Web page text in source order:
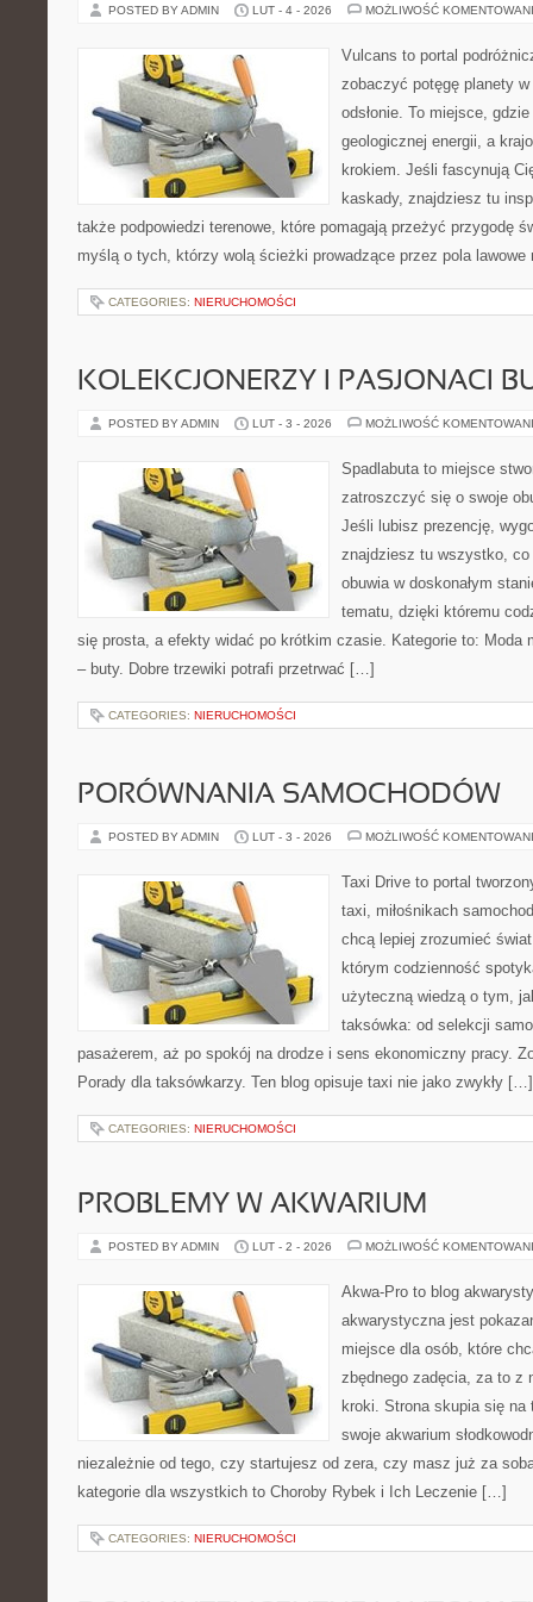
POSTED BY ADMIN LUT - 4 - 2026 MOŻLIWOŚĆ
Vulcans to portal
zobaczyć potęgę planety
odsłonie. To miejsce,
geologicznej energii, a
krokiem. Jeśli fascynują
kaskady, znajdziesz tu
także podpowiedzi terenowe, które pomagają przeżyć przygodę
myślą o tych, którzy wolą ścieżki prowadzące przez pola
CATEGORIES: NIERUCHOMOŚCI
KOLEKCJONERZY I PASJONACI
POSTED BY ADMIN LUT - 3 - 2026 MOŻLIWOŚĆ
Spadlabuta to miejsce
zatroszczyć się o swoje
Jeśli lubisz prezencję,
znajdziesz tu wszystko,
obuwia w doskonałym
tematu, dzięki któremu
się prosta, a efekty widać po krótkim czasie. Kategorie to: Moda
– buty. Dobre trzewiki potrafi przetrwać […]
CATEGORIES: NIERUCHOMOŚCI
PORÓWNANIA SAMOCHODÓW
POSTED BY ADMIN LUT - 3 - 2026 MOŻLIWOŚĆ
Taxi Drive to portal
taxi, miłośnikach
chcą lepiej zrozumieć
którym codzienność
użyteczną wiedzą o tym,
taksówka: od selekcji
pasażerem, aż po spokój na drodze i sens ekonomiczny pracy.
Porady dla taksówkarzy. Ten blog opisuje taxi nie jako zwykły […]
CATEGORIES: NIERUCHOMOŚCI
PROBLEMY W AKWARIUM
POSTED BY ADMIN LUT - 2 - 2026 MOŻLIWOŚĆ
Akwa-Pro to blog
akwarystyczna jest
miejsce dla osób, które
zbędnego zadęcia, za to z
kroki. Strona skupia się na
swoje akwarium
niezależnie od tego, czy startujesz od zera, czy masz już za
kategorie dla wszystkich to Choroby Rybek i Ich Leczenie […]
CATEGORIES: NIERUCHOMOŚCI